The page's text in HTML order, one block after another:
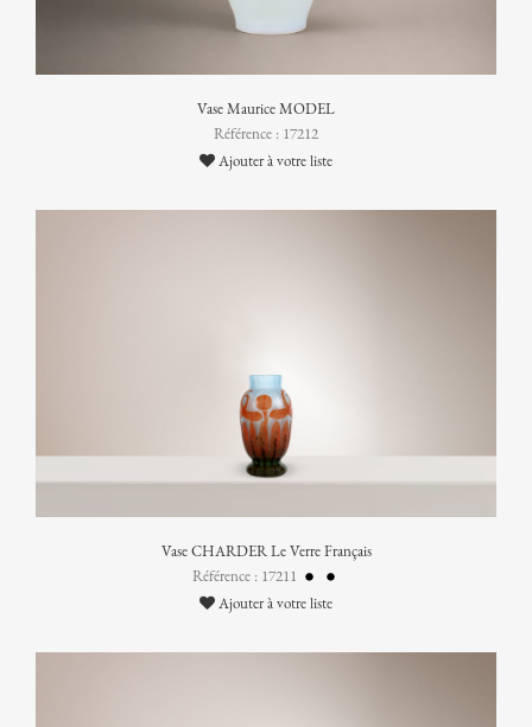
Vase Maurice MODEL
Référence : 17212
Ajouter à votre liste
Vase CHARDER Le Verre Français
Référence : 17211
Ajouter à votre liste